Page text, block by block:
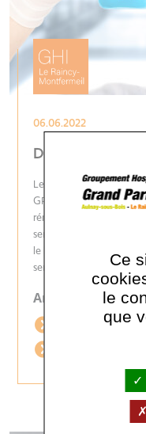
06.06.2022
Des urgences
Le Centre Hospitalier
GPNE a engagé depuis
rénovation des services
services d’urgence ont
le but de mieux accueillir
services souvent bondés.
Articles associés :
Ce
le
que